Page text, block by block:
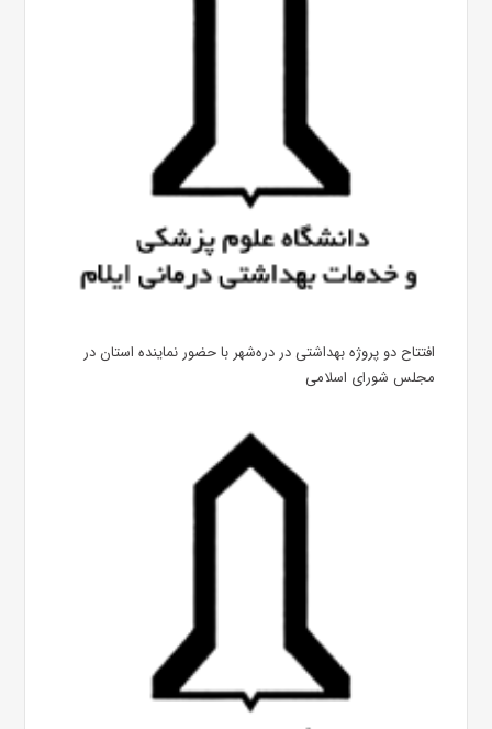
افتتاح دو پروژه بهداشتی در دره‌شهر با حضور نماینده استان در
مجلس شورای اسلامی